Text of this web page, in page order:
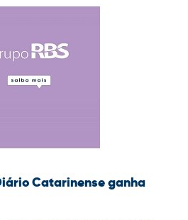
Catarinense ganha